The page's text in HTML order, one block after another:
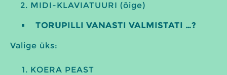
MIDI-KLAVIATUURI (õige)
TORUPILLI VANASTI VALMISTATI …?
Valige üks:
KOERA PEAST